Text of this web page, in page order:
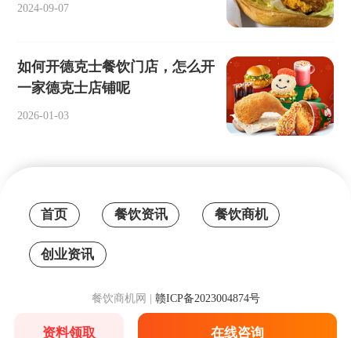
2024-09-07
如何开德克士餐饮门店，怎么开
一家德克士店铺呢
2026-01-03
资料领取 在线咨询
首页 餐饮资讯 餐饮商机
创业资讯
餐饮商机网 | 赣ICP备2023004874号